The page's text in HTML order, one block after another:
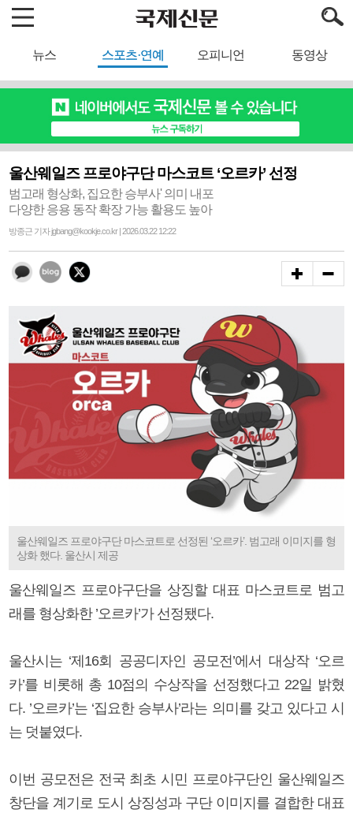
뉴스 스포츠·연예 오피니언 동영상
울산웨일즈 프로야구단 마스코트 ‘오르카’ 선정
범고래 형상화, 집요한 승부사' 의미 내포
다양한 응용 동작 확장 가능 활용도 높아
방종근 기자 jgbang@kookje.co.kr | 2026.03.22 12:22
울산웨일즈 프로야구단 마스코트로 선정된 ‘오르카’. 범고래 이미지를 형
상화 했다. 울산시 제공
울산웨일즈 프로야구단을 상징할 대표 마스코트로 범고
래를 형상화한 ’오르카’가 선정됐다.
울산시는 ‘제16회 공공디자인 공모전’에서 대상작 ‘오르
카’를 비롯해 총 10점의 수상작을 선정했다고 22일 밝혔
다. ’오르카’는 ‘집요한 승부사’라는 의미를 갖고 있다고 시
는 덧붙였다.
이번 공모전은 전국 최초 시민 프로야구단인 울산웨일즈
창단을 계기로 도시 상징성과 구단 이미지를 결합한 대표